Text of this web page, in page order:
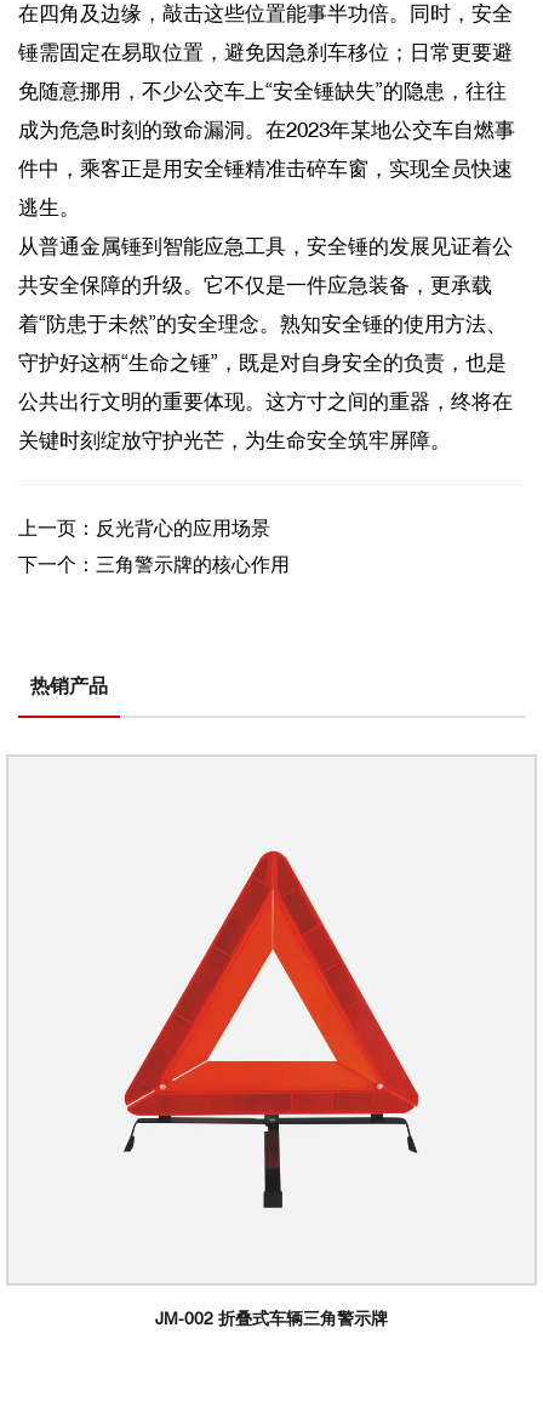
在四角及边缘，敲击这些位置能事半功倍。同时，安全
锤需固定在易取位置，避免因急刹车移位；日常更要避
免随意挪用，不少公交车上“安全锤缺失”的隐患，往往
成为危急时刻的致命漏洞。在2023年某地公交车自燃事
件中，乘客正是用安全锤精准击碎车窗，实现全员快速
逃生。
从普通金属锤到智能应急工具，安全锤的发展见证着公
共安全保障的升级。它不仅是一件应急装备，更承载
着“防患于未然”的安全理念。熟知安全锤的使用方法、
守护好这柄“生命之锤”，既是对自身安全的负责，也是
公共出行文明的重要体现。这方寸之间的重器，终将在
关键时刻绽放守护光芒，为生命安全筑牢屏障。
上一页：反光背心的应用场景
下一个：三角警示牌的核心作用
热销产品
JM-002 折叠式车辆三角警示牌